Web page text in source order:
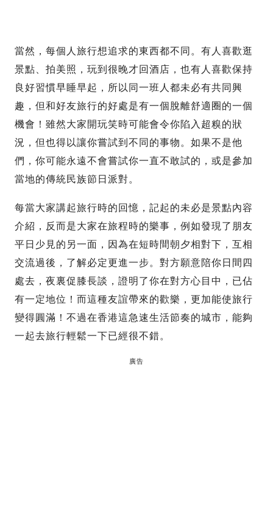
當然，每個人旅行想追求的東西都不同。有人喜歡逛
景點、拍美照，玩到很晚才回酒店，也有人喜歡保持
良好習慣早睡早起，所以同一班人都未必有共同興
趣，但和好友旅行的好處是有一個脫離舒適圈的一個
機會！雖然大家開玩笑時可能會令你陷入超糗的狀
況，但也得以讓你嘗試到不同的事物。如果不是他
們，你可能永遠不會嘗試你一直不敢試的，或是參加
當地的傳統民族節日派對。
每當大家講起旅行時的回憶，記起的未必是景點內容
介紹，反而是大家在旅程時的樂事，例如發現了朋友
平日少見的另一面，因為在短時間朝夕相對下，互相
交流過後，了解必定更進一步。對方願意陪你日間四
處去，夜裏促膝長談，證明了你在對方心目中，已佔
有一定地位！而這種友誼帶來的歡樂，更加能使旅行
變得圓滿！不過在香港這急速生活節奏的城市，能夠
一起去旅行輕鬆一下已經很不錯。
廣告